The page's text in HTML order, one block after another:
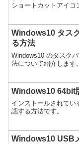
ショートカットアイコ
Windows10 タス
る方法
Windows10 のタスク
法について紹介します。
Windows10 64bit
インストールされてい
認する方法です。
Windows10 USB